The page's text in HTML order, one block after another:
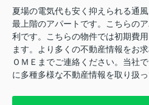
夏場の電気代も安く抑えられる通
最上階のアパートです。こちらの
利です。こちらの物件では初期費
ます。より多くの不動産情報をお
ＯＭＥまでご連絡ください。当社
に多種多様な不動産情報を取り扱っ